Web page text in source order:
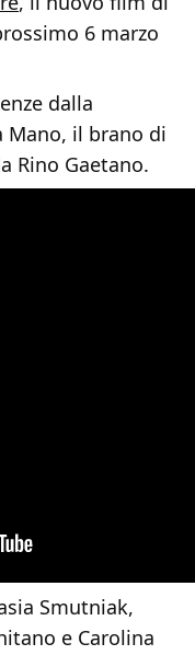
6 marzo
dalla
Mano, il brano di
Rino Gaetano.
Smutniak,
e Carolina